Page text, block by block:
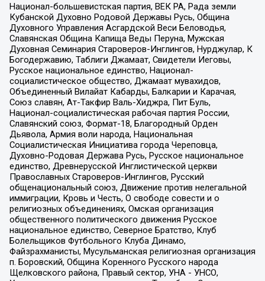
Национал-большевистская партия, ВЕК РА, Рада земли
Кубанской Духовно Родовой Державы Русь, Община
Духовного Управления Асгардской Веси Беловодья,
Славянская Община Капища Веды Перуна, Мужская
Духовная Семинария Староверов-Инглингов, Нурджулар, К
Богодержавию, Таблиги Джамаат, Свидетели Иеговы,
Русское национальное единство, Национал-
социалистическое общество, Джамаат мувахидов,
Объединенный Вилайат Кабарды, Балкарии и Карачая,
Союз славян, Ат-Такфир Валь-Хиджра, Пит Буль,
Национал-социалистическая рабочая партия России,
Славянский союз, Формат-18, Благородный Орден
Дьявола, Армия воли народа, Национальная
Социалистическая Инициатива города Череповца,
Духовно-Родовая Держава Русь, Русское национальное
единство, Древнерусской Инглистической церкви
Православных Староверов-Инглингов, Русский
общенациональный союз, Движение против нелегальной
иммиграции, Кровь и Честь, О свободе совести и о
религиозных объединениях, Омская организация
общественного политического движения Русское
национальное единство, Северное Братство, Клуб
Болельщиков Футбольного Клуба Динамо,
Файзрахманисты, Мусульманская религиозная организация
п. Боровский, Община Коренного Русского народа
Щелковского района, Правый сектор, УНА - УНСО,